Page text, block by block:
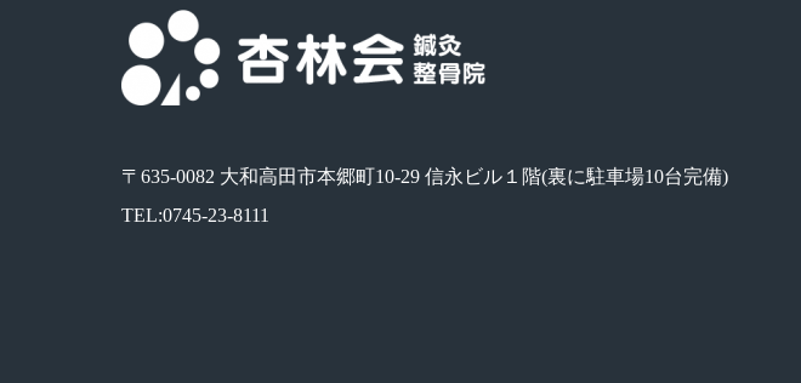
〒635-0082 大和高田市本郷町10-29 信永ビル１階(裏に駐車場10台完備)
TEL:0745-23-8111